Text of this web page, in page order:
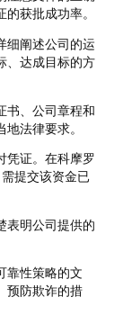
获批成功率。
细阐述公司的运
、达成目标的方
书、公司章程和
法律要求。
凭证。在科摩罗
提交该资金已
表明公司提供的
靠性策略的文
预防欺诈的措